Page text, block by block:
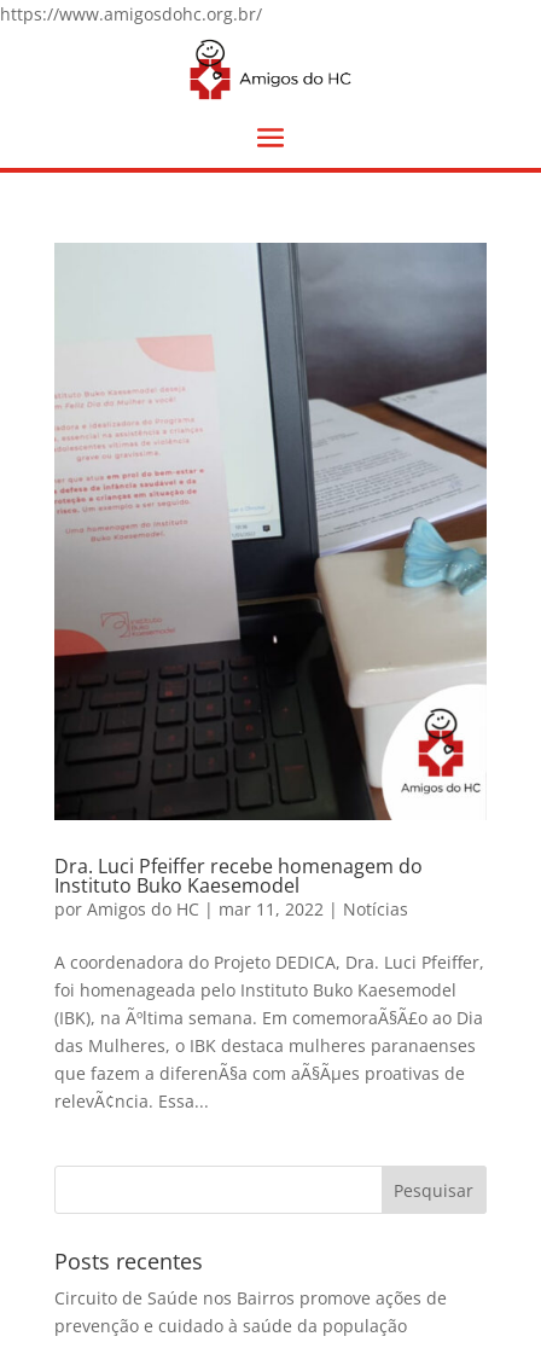
https://www.amigosdohc.org.br/
Dra. Luci Pfeiffer recebe homenagem do
Instituto Buko Kaesemodel
por Amigos do HC | mar 11, 2022| Notícias
A coordenadora do Projeto DEDICA, Dra. Luci Pfeiffer,
foi homenageada pelo Instituto Buko Kaesemodel
(IBK), na Ãºltima semana. Em comemoraÃ§Ã£o ao Dia
das Mulheres, o IBK destaca mulheres paranaenses
que fazem a diferenÃ§a com aÃ§Ãµes proativas de
relevÃ¢ncia. Essa...
Posts recentes
Circuito de Saúde nos Bairros promove ações de
prevenção e cuidado à saúde da população